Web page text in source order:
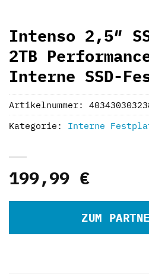
Intenso 2,5″
2TB
Interne SSD-
199,99 €
ZUM
Artikelnummer:
Kategorie: Interne